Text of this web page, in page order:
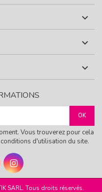



Vous trouverez pour cela
d'utilisation du site.
SARL. Tous droits réservés.